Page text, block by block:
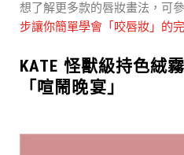
想了解更多款的唇妝畫法，可
步讓你簡單學會「咬唇妝」的
KATE 怪獸級持色絨
「喧鬧晚宴」